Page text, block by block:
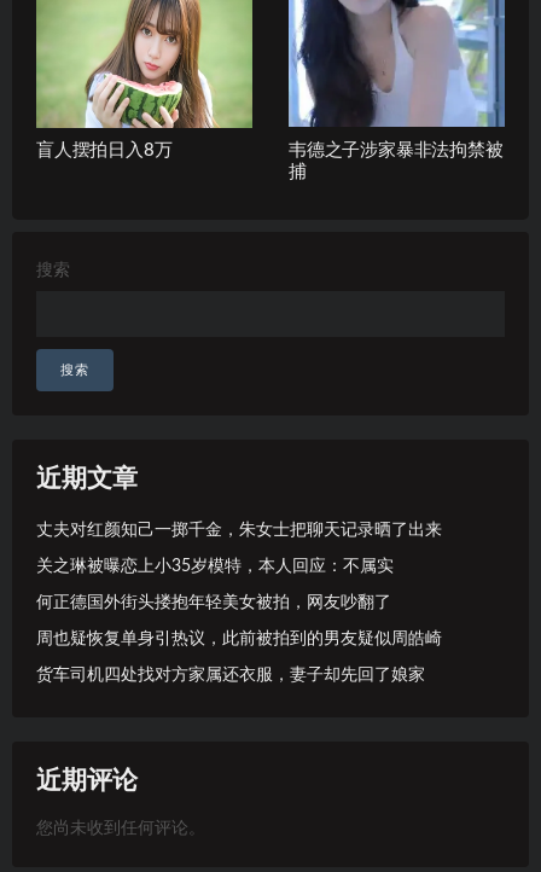
盲人摆拍日入8万
韦德之子涉家暴非法拘禁被
捕
搜索
搜索
近期文章
丈夫对红颜知己一掷千金，朱女士把聊天记录晒了出来
关之琳被曝恋上小35岁模特，本人回应：不属实
何正德国外街头搂抱年轻美女被拍，网友吵翻了
周也疑恢复单身引热议，此前被拍到的男友疑似周皓崎
货车司机四处找对方家属还衣服，妻子却先回了娘家
近期评论
您尚未收到任何评论。